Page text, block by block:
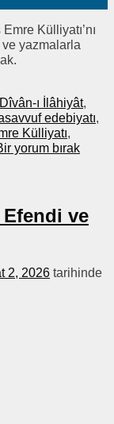
Külliyatı’nı
yazmalarla
Dîvân-ı İlâhiyât,
edebiyatı,
Külliyatı,
yorum bırak
Efendi ve
2, 2026 tarihinde